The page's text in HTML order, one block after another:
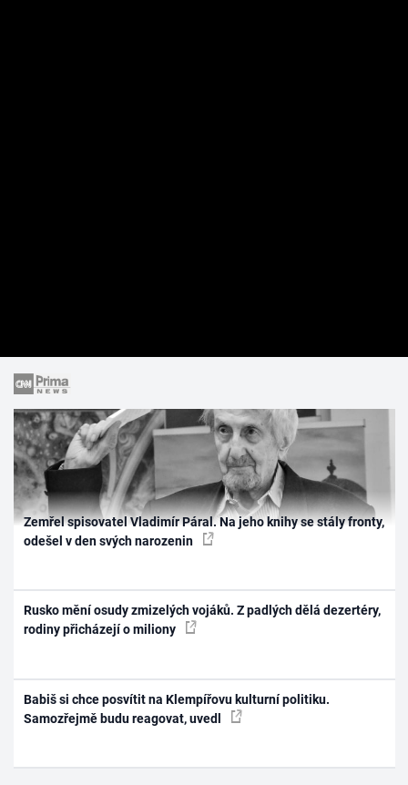
Zemřel spisovatel Vladimír Páral. Na jeho knihy se stály fronty,
odešel v den svých narozenin
Rusko mění osudy zmizelých vojáků. Z padlých dělá dezertéry,
rodiny přicházejí o miliony
Babiš si chce posvítit na Klempířovu kulturní politiku.
Samozřejmě budu reagovat, uvedl